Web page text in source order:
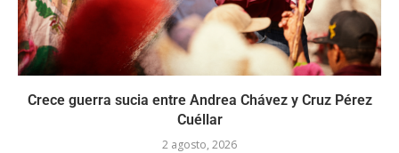
Crece guerra sucia entre Andrea Chávez y Cruz Pérez
Cuéllar
2 agosto, 2026